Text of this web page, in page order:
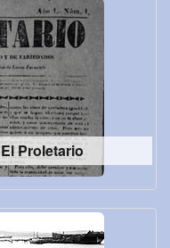
Proletario